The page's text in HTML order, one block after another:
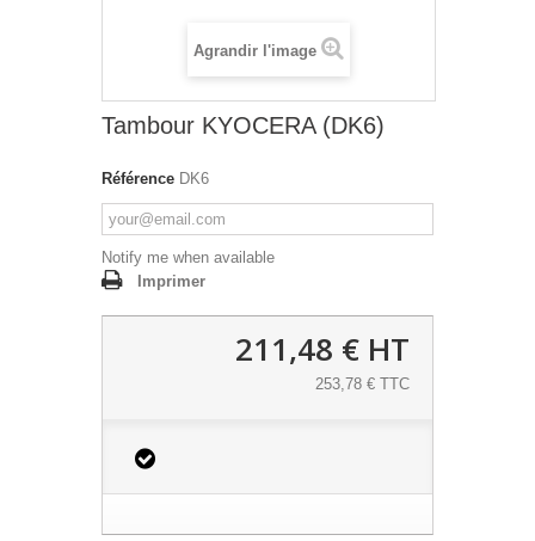
Agrandir l'image
Tambour KYOCERA (DK6)
Référence DK6
Notify me when available
Imprimer
211,48 € HT
253,78 € TTC